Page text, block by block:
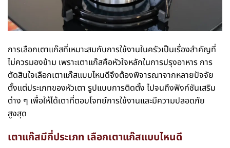
การเลือกเตาแก๊สที่เหมาะสมกับการใช้งานในครัวเป็นเรื่องสำคัญที่
ไม่ควรมองข้าม เพราะเตาแก๊สคือหัวใจหลักในการปรุงอาหาร การ
ตัดสินใจเลือกเตาแก๊สแบบไหนดีจึงต้องพิจารณาจากหลายปัจจัย
ตั้งแต่ประเภทของหัวเตา รูปแบบการติดตั้ง ไปจนถึงฟังก์ชันเสริม
ต่าง ๆ เพื่อให้ได้เตาที่ตอบโจทย์การใช้งานและมีความปลอดภัย
สูงสุด
เตาแก๊สมีกี่ประเภท เลือกเตาแก๊สแบบไหนดี